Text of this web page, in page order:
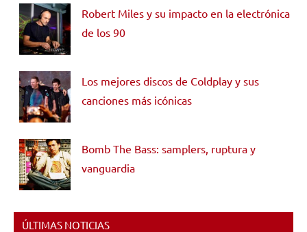
Robert Miles y su impacto en la electrónica
de los 90
Los mejores discos de Coldplay y sus
canciones más icónicas
Bomb The Bass: samplers, ruptura y
vanguardia
ÚLTIMAS NOTICIAS